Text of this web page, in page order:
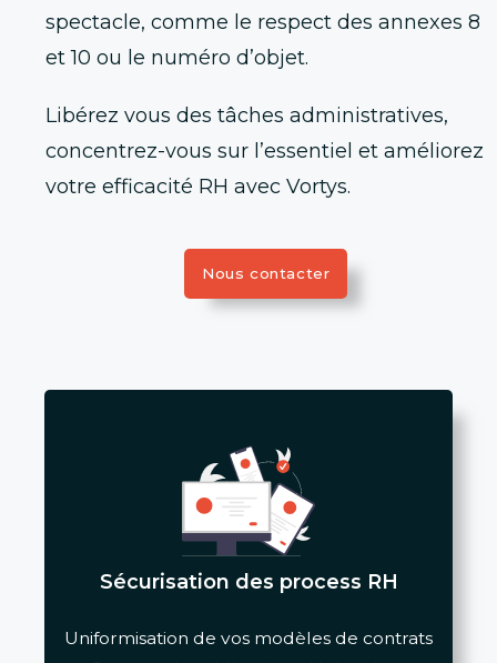
spectacle, comme le respect des annexes 8
et 10 ou le numéro d’objet.
Libérez vous des tâches administratives,
concentrez-vous sur l’essentiel et améliorez
votre efficacité RH avec Vortys.
Nous contacter
Sécurisation des process RH
Uniformisation de vos modèles de contrats